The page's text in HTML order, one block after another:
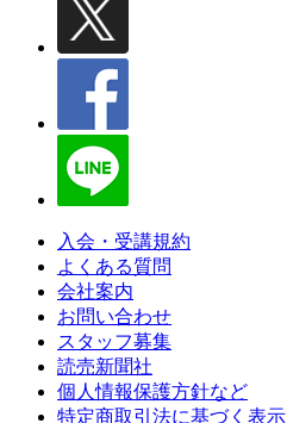
入会・受講規約
よくある質問
会社案内
お問い合わせ
スタッフ募集
読売新聞社
個人情報保護方針など
特定商取引法に基づく表示